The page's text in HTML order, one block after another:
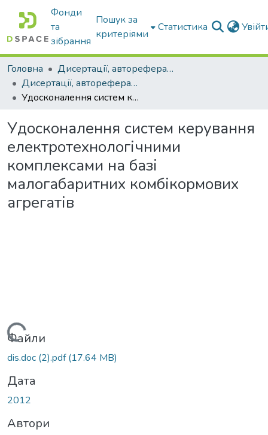
Фонди
та
зібрання
Пошук за
критеріями
Статистика
Головна
Дисертації, автореферати дисертацій
Дисертації, автореферати дисертацій
Удосконалення систем керування електротехнологічними комплексами на базі малогабаритних комбікормових агрегатів
Удосконалення систем керування
електротехнологічними
комплексами на базі
малогабаритних комбікормових
агрегатів
Файли
dis.doc (2).pdf(17.64 MB)
Дата
2012
Автори